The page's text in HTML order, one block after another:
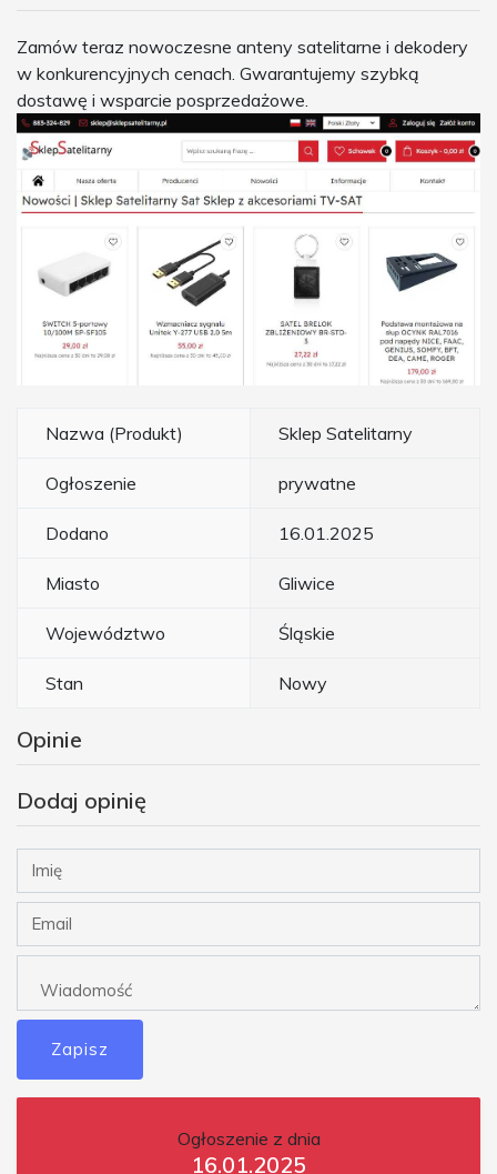
Zamów teraz nowoczesne anteny satelitarne i dekodery
w konkurencyjnych cenach. Gwarantujemy szybką
dostawę i wsparcie posprzedażowe.
Nazwa (Produkt) Sklep Satelitarny
Ogłoszenie prywatne
Dodano 16.01.2025
Miasto Gliwice
Województwo Śląskie
Stan Nowy
Opinie
Dodaj opinię
Zapisz
Ogłoszenie z dnia
16.01.2025